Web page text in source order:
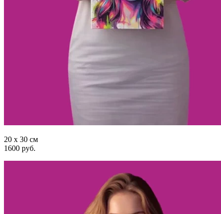
20 x 30 см
1600 руб.